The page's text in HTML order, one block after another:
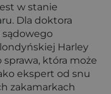
w stanie
Dla doktora
sądowego
Harley
która może
ekspert od snu
zakamarkach